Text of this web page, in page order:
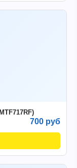
700 руб